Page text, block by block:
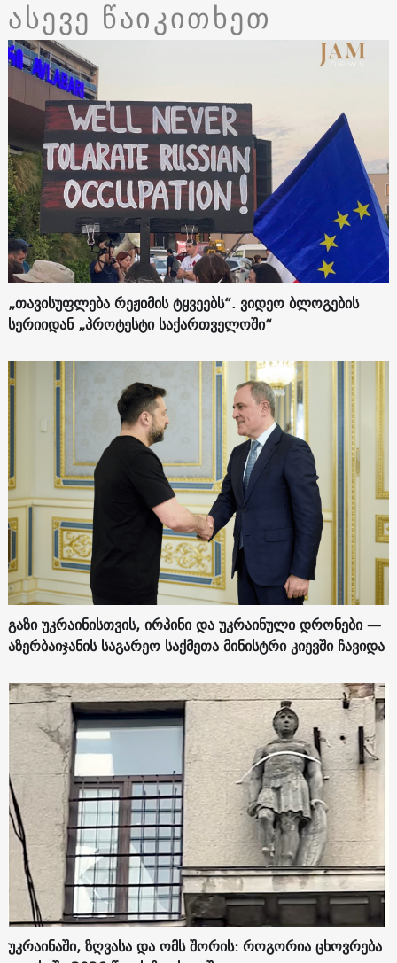
ასევე წაიკითხეთ
„თავისუფლება რეჟიმის ტყვეებს“. ვიდეო ბლოგების
სერიიდან „პროტესტი საქართველოში“
გაზი უკრაინისთვის, ირპინი და უკრაინული დრონები —
აზერბაიჯანის საგარეო საქმეთა მინისტრი კიევში ჩავიდა
უკრაინაში, ზღვასა და ომს შორის: როგორია ცხოვრება